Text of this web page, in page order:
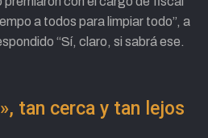
a todos para limpiar todo”, a
“Sí, claro, si sabrá ese.
tan cerca y tan lejos